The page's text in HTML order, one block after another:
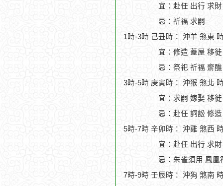
宜：赴任 出行 求
忌：祈福 求嗣
1時-3時 己丑時： 沖羊 煞東
宜：修造 蓋屋 移
忌：祭祀 祈福 齋
3時-5時 庚寅時： 沖猴 煞北
宜：求嗣 嫁娶 移
忌：赴任 詞訟 修
5時-7時 辛卯時： 沖雞 煞西
宜：赴任 出行 求
忌：朱雀須用 鳳凰
7時-9時 壬辰時： 沖狗 煞南